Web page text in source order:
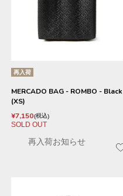
再入荷
MERCADO BAG - ROMBO - Black
(XS)
¥7,150 税込
SOLD OUT
再入荷お知らせ